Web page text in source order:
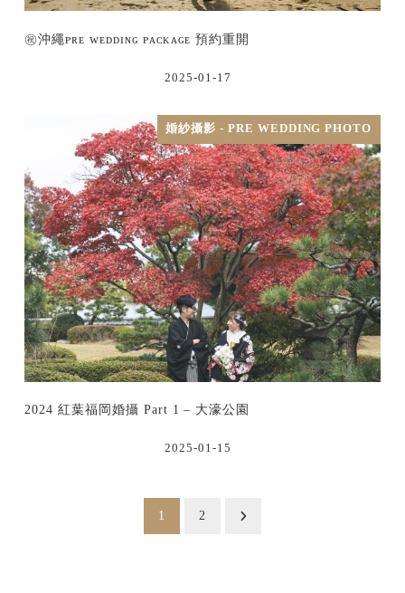
㊗沖繩ᴘʀᴇ ᴡᴇᴅᴅɪɴɢ ᴘᴀᴄᴋᴀɢᴇ 預約重開
2025-01-17
婚紗攝影 - PRE WEDDING PHOTO
2024 紅葉福岡婚攝 Part 1 – 大濠公園
2025-01-15
1 2